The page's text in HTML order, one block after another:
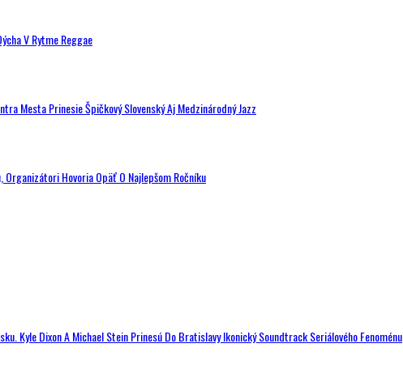
V Rytme Reggae
Mesta Prinesie Špičkový Slovenský Aj Medzinárodný Jazz
Hovoria Opäť O Najlepšom Ročníku
Kyle Dixon A Michael Stein Prinesú Do Bratislavy Ikonický Soundtrack Seriálového Fenoménu